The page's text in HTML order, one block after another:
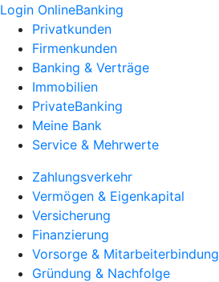
Login OnlineBanking
Privatkunden
Firmenkunden
Banking & Verträge
Immobilien
PrivateBanking
Meine Bank
Service & Mehrwerte
Zahlungsverkehr
Vermögen & Eigenkapital
Versicherung
Finanzierung
Vorsorge & Mitarbeiterbindung
Gründung & Nachfolge